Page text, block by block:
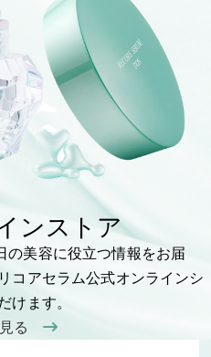
ンストア
の美容に役立つ情報をお届
コアセラム公式オンラインシ
けます。
る